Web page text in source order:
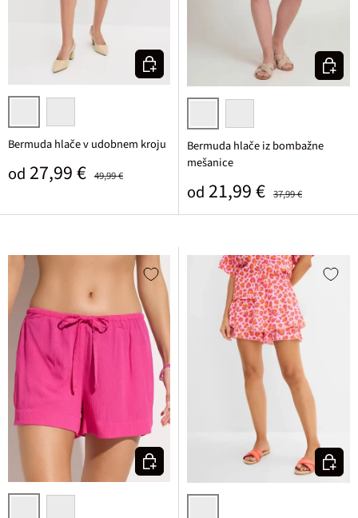
temno olivnasvetlo peščena
Bermuda hlače v udobnem kroju
Prodajna cena
od 27,99 € 49,99 €
Izberi varianto
temno modra
bela
Bermuda hlače iz bombažne
mešanice
Prodajna cena
od 21,99 € 37,99 €
Izberi
Izberi varianto Izberi